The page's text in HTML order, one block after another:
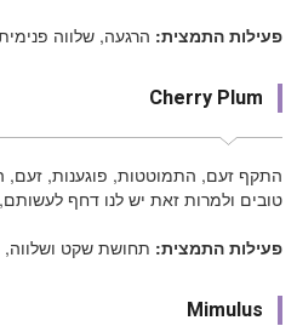
פעילות התמצית: הרגעה, שלווה
Cherry Plum
התקף זעם, התמוטטות, פוגענות, זעם,
טובים ולמרות זאת יש לנו דחף
פעילות התמצית: תחושת שקט
Mimulus